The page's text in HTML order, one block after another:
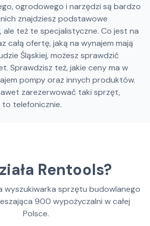
ogrodowego i narzędzi są bardzo
znajdziesz podstawowe
ale też te specjalistyczne. Co jest na
całą ofertę, jaką na wynajem mają
Śląskiej, możesz sprawdzić
Sprawdzisz też, jakie ceny ma w
pompy oraz innych produktów.
zarezerwować taki sprzęt,
telefonicznie.
Rentools?
sprzętu budowlanego
900 wypożyczalni w całej
Polsce.